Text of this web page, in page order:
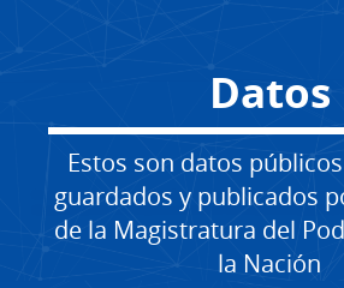
Datos
Estos son datos
guardados y publicados
de la Magistratura del
la Nación